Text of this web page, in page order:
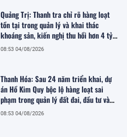
Quảng Trị: Thanh tra chỉ rõ hàng loạt
tồn tại trong quản lý và khai thác
khoáng sản, kiến nghị thu hồi hơn 4 tỷ
đồng
08:53 04/08/2026
Thanh Hóa: Sau 24 năm triển khai, dự
án Hồ Kim Quy bộc lộ hàng loạt sai
phạm trong quản lý đất đai, đầu tư và
quy hoạch
08:53 04/08/2026